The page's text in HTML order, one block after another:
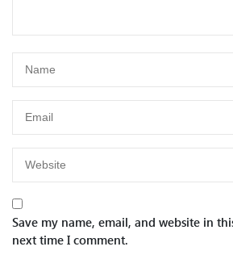
Save my name, email, and website in
next time I comment.